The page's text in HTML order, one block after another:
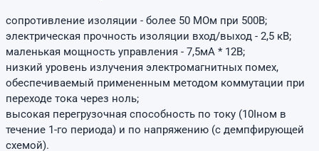
сопротивление изоляции - более 50 МОм при 500В;
электрическая прочность изоляции вход/выход - 2,5 кВ;
маленькая мощность управления - 7,5мА * 12В;
низкий уровень излучения электромагнитных помех,
обеспечиваемый примененным методом коммутации при
переходе тока через ноль;
высокая перегрузочная способность по току (10Iном в
течение 1-го периода) и по напряжению (с демпфирующей
схемой).